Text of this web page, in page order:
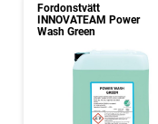
Fordonstvätt
INNOVATEAM Power
Wash Green